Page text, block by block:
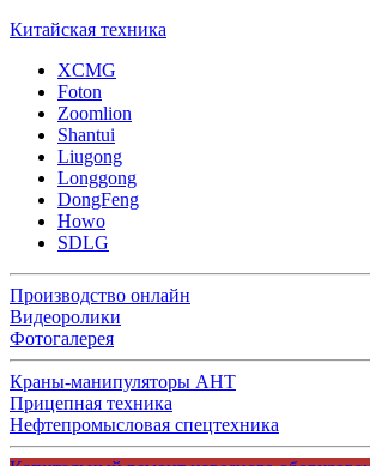
Китайская техника
XCMG
Foton
Zoomlion
Shantui
Liugong
Longgong
DongFeng
Howo
SDLG
Производство онлайн
Видеоролики
Фотогалерея
Краны-манипуляторы АНТ
Прицепная техника
Нефтепромысловая спецтехника